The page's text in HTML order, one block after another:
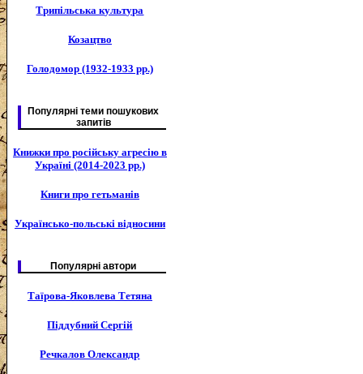
Трипільська культура
Козацтво
Голодомор (1932-1933 рр.)
Популярні теми пошукових
запитів
Книжки про російську агресію в
Україні (2014-2023 рр.)
Книги про гетьманів
Українсько-польські відносини
Популярні автори
Таїрова-Яковлева Тетяна
Піддубний Сергій
Речкалов Олександр